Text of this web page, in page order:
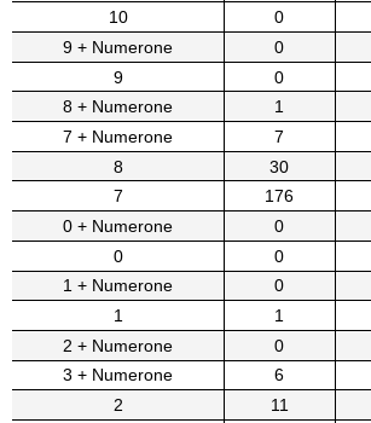
10
0
9 + Numerone
0
9
0
8 + Numerone
1
7 + Numerone
7
8
30
7
176
0 + Numerone
0
0
0
1 + Numerone
0
1
1
2 + Numerone
0
3 + Numerone
6
2
11